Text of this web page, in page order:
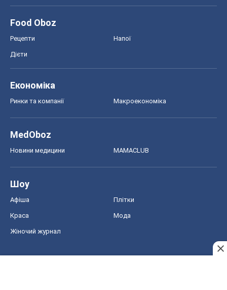
Food Oboz
Рецепти Напої
Дієти
Економіка
Ринки та компанії Макроекономіка
MedOboz
Новини медицини MAMACLUB
Шоу
Афіша Плітки
Краса Мода
Жіночий журнал